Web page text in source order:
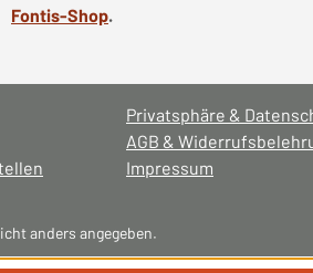
Fontis-Shop.
Privatsphäre &
AGB &
Impressum
anders angegeben.